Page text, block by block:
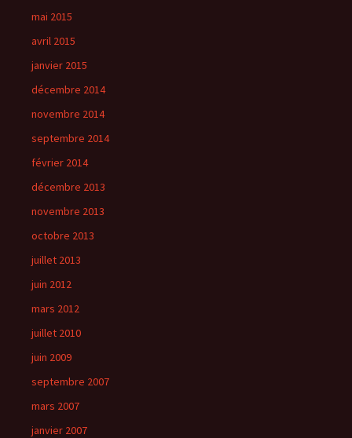
mai 2015
avril 2015
janvier 2015
décembre 2014
novembre 2014
septembre 2014
février 2014
décembre 2013
novembre 2013
octobre 2013
juillet 2013
juin 2012
mars 2012
juillet 2010
juin 2009
septembre 2007
mars 2007
janvier 2007